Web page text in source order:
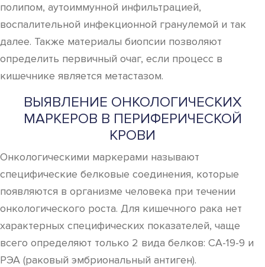
полипом, аутоиммунной инфильтрацией,
воспалительной инфекционной гранулемой и так
далее. Также материалы биопсии позволяют
определить первичный очаг, если процесс в
кишечнике является метастазом.
ВЫЯВЛЕНИЕ ОНКОЛОГИЧЕСКИХ
МАРКЕРОВ В ПЕРИФЕРИЧЕСКОЙ
КРОВИ
Онкологическими маркерами называют
специфические белковые соединения, которые
появляются в организме человека при течении
онкологического роста. Для кишечного рака нет
характерных специфических показателей, чаще
всего определяют только 2 вида белков: СА-19-9 и
РЭА (раковый эмбриональный антиген).